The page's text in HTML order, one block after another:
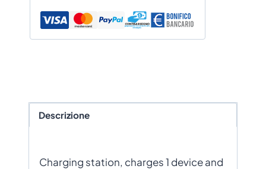
Descrizione
Charging station, charges 1 device and